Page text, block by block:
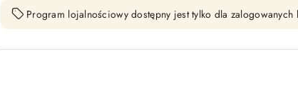
Program lojalnościowy dostępny jest tylko dla zalogowanych